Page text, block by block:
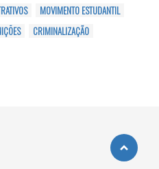
MOVIMENTO ESTUDANTIL
CRIMINALIZAÇÃO